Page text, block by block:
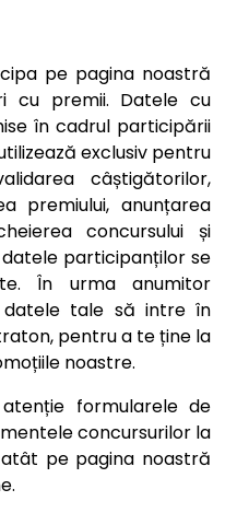
pe pagina noastră
cu premii. Datele cu
în cadrul participării
exclusiv pentru
câștigătorilor,
premiului, anunțarea
concursului și
participanților se
În urma anumitor
tale să intre în
pentru a te ține la
noastre.
formularele de
concursurilor la
pe pagina noastră